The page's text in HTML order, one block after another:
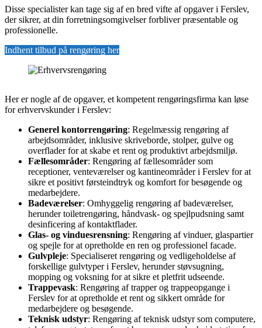
Disse specialister kan tage sig af en bred vifte af opgaver i Ferslev,
der sikrer, at din forretningsomgivelser forbliver præsentable og
professionelle.
Indhent tilbud på rengøring her
Her er nogle af de opgaver, et kompetent rengøringsfirma kan løse
for erhvervskunder i Ferslev:
Generel kontorrengøring: Regelmæssig rengøring af
arbejdsområder, inklusive skriveborde, stolper, gulve og
overflader for at skabe et rent og produktivt arbejdsmiljø.
Fællesområder: Rengøring af fællesområder som
receptioner, venteværelser og kantineområder i Ferslev for at
sikre et positivt førsteindtryk og komfort for besøgende og
medarbejdere.
Badeværelser: Omhyggelig rengøring af badeværelser,
herunder toiletrengøring, håndvask- og spejlpudsning samt
desinficering af kontaktflader.
Glas- og vinduesrensning: Rengøring af vinduer, glaspartier
og spejle for at opretholde en ren og professionel facade.
Gulvpleje: Specialiseret rengøring og vedligeholdelse af
forskellige gulvtyper i Ferslev, herunder støvsugning,
mopping og voksning for at sikre et pletfrit udseende.
Trappevask: Rengøring af trapper og trappeopgange i
Ferslev for at opretholde et rent og sikkert område for
medarbejdere og besøgende.
Teknisk udstyr: Rengøring af teknisk udstyr som computere,